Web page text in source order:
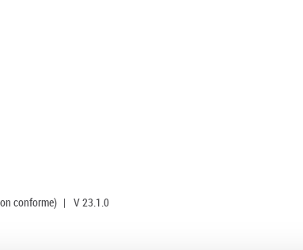
conforme) | V 23.1.0